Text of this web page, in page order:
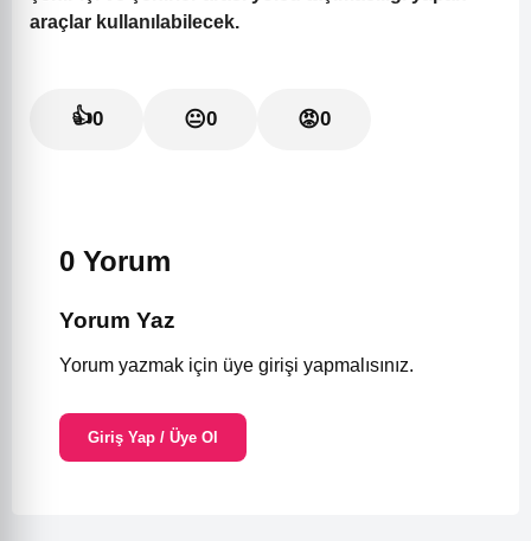
araçlar kullanılabilecek.
👍0 😐0 😡0
0 Yorum
Yorum Yaz
Yorum yazmak için üye girişi yapmalısınız.
Giriş Yap / Üye Ol